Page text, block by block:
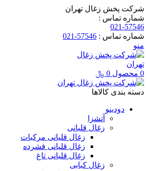
شرکت پخش زغال تهران
شماره تماس :
021-57546
شماره تماس : 57546-021
منو
0 محصول 0 ﷼
دسته بندی کالاها
دودینو
آتشزا
زغال قلیانی
زغال قلیانی مرکبات
زغال قلیانی فشرده
زغال قلیانی تاغ
زغال کبابی